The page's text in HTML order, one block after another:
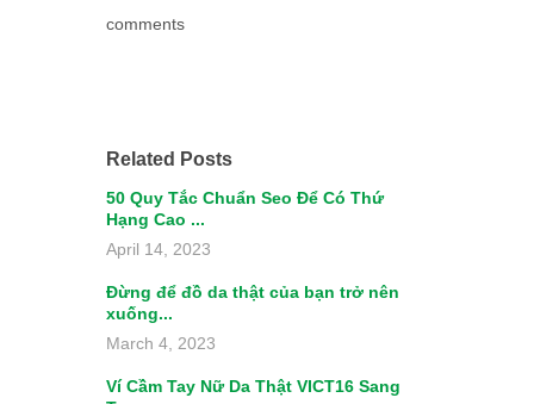
comments
Related Posts
50 Quy Tắc Chuẩn Seo Để Có Thứ
Hạng Cao ...
April 14, 2023
Đừng để đồ da thật của bạn trở nên
xuống...
March 4, 2023
Ví Cầm Tay Nữ Da Thật VICT16 Sang